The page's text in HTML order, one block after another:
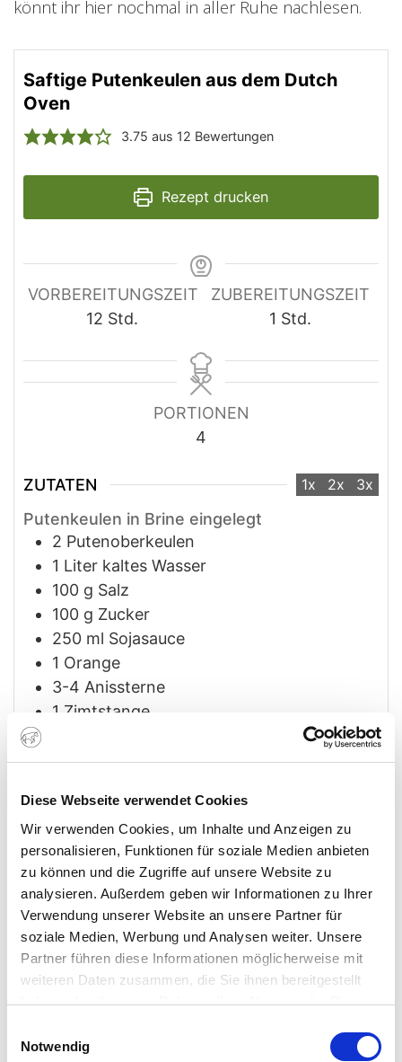
Diese Webseite verwendet Cookies
Wir verwenden Cookies, um Inhalte und Anzeigen zu
personalisieren, Funktionen für soziale Medien anbieten
zu können und die Zugriffe auf unsere Website zu
analysieren. Außerdem geben wir Informationen zu Ihrer
Verwendung unserer Website an unsere Partner für
soziale Medien, Werbung und Analysen weiter. Unsere
Partner führen diese Informationen möglicherweise mit
weiteren Daten zusammen, die Sie ihnen bereitgestellt
haben oder die sie im Rahmen Ihrer Nutzung der Dienste
Cookies, wenn Sie unsere Webseite weiterhin nutzen.
Notwendig
könnt ihr hier nochmal in aller Ruhe nachlesen.
Saftige Putenkeulen aus dem Dutch
Oven
3.75 aus 12 Bewertungen
Rezept drucken
VORBEREITUNGSZEIT
12 Std.
ZUBEREITUNGSZEIT
1 Std.
PORTIONEN
4
ZUTATEN 1x 2x 3x
Putenkeulen in Brine eingelegt
2 Putenoberkeulen
1 Liter kaltes Wasser
100 g Salz
100 g Zucker
250 ml Sojasauce
1 Orange
3-4 Anissterne
1 Zimtstange
1 EL Koriander
1 TL Nelken
Saucenansatz
Suppengemüse Lauch, Schalotten,
Möhren, Sellerie
1/2 Flasche Portwein
2-3 EL Tomatenmark
1 TL Stärke mit 2-3 EL kaltem Wasser
Öl zum Braten
3/4 Hokkaido